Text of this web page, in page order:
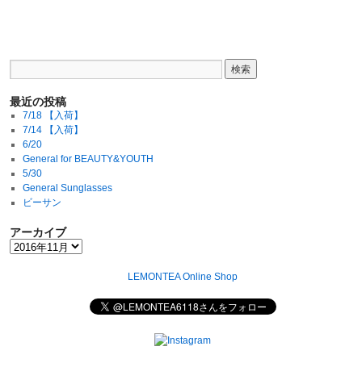
最近の投稿
7/18 【入荷】
7/14 【入荷】
6/20
General for BEAUTY&YOUTH
5/30
General Sunglasses
ビーサン
アーカイブ
LEMONTEA Online Shop